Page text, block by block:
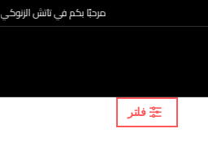
مرحبًا بكم في تاتش الزنوكي
فلتر